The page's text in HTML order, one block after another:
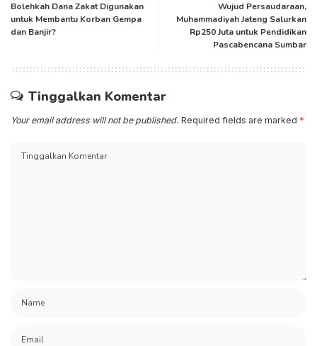
Bolehkah Dana Zakat Digunakan
untuk Membantu Korban Gempa
dan Banjir?
Wujud Persaudaraan,
Muhammadiyah Jateng Salurkan
Rp250 Juta untuk Pendidikan
Pascabencana Sumbar
Tinggalkan Komentar
Your email address will not be published. Required fields are marked *